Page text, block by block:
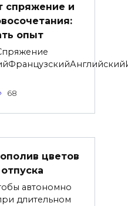
спряжение и
опыт
68
цветов
автономно
длительном